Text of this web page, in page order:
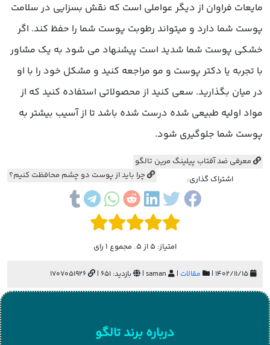
مایعات فراوان از دیگر عواملی است که نقش بسزایی در سلامت
پوست شما دارد و میتواند رطوبت پوست شما را حفظ کند. اگر
خشکی پوست شما شدید است پیشنهاد می شود به یک مشاور
با تجربه یا دکتر پوست و مو مراجعه کنید و مشکل خود را با او
در میان بگذارید. سعی کنید از محصولاتی استفاده کنید که از
مواد اولیه طبیعی شده درست شده باشد تا از آسیب بیشتر به
پوست شما جلوگیری شود.
معرفی ضد آفتاب پیلینگ مرین تالگو
چرا باید از پوست دو چشم محافظت کنیم؟
اشتراک گذاری:
امتیاز: 5 از 5. مجموع 1 رای
مقالات | بازدید: 651 | 1707051926
درباره برند تالگو